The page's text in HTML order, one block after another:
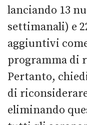
lanciando 13
settimanali) e
aggiuntivi
programma di
Pertanto,
di
eliminando